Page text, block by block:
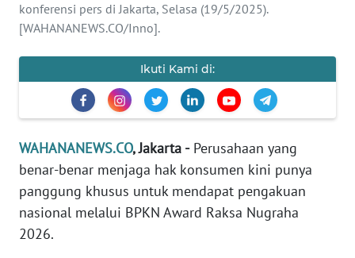
konferensi pers di Jakarta, Selasa (19/5/2025).
[WAHANANEWS.CO/Inno].
Ikuti Kami di:
WAHANANEWS.CO, Jakarta -Perusahaan yang
benar-benar menjaga hak konsumen kini punya
panggung khusus untuk mendapat pengakuan
nasional melalui BPKN Award Raksa Nugraha
2026.
OPINI
EDITORIAL
BERITA
KONTAK
KAMI